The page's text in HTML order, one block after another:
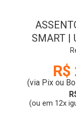
SMART |
SOFT
(via Pix ou
(ou em 12x